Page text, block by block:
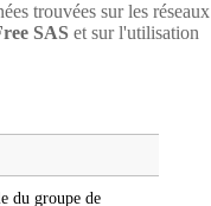
trouvées sur les réseaux
SAS et sur l'utilisation
du groupe de